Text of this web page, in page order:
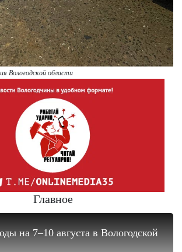
Вологодской области
Главное
на 7–10 августа в Вологодской